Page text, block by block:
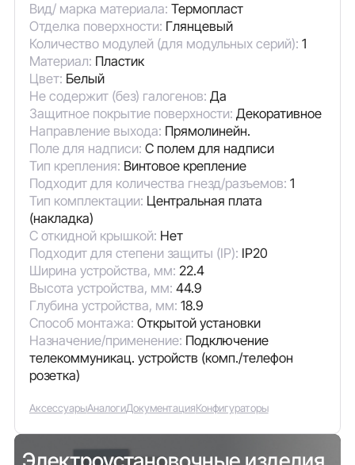
Вид/ марка материала: Термопласт
Отделка поверхности: Глянцевый
Количество модулей (для модульных серий): 1
Материал: Пластик
Цвет: Белый
Не содержит (без) галогенов: Да
Защитное покрытие поверхности: Декоративное
Направление выхода: Прямолинейн.
Поле для надписи: С полем для надписи
Тип крепления: Винтовое крепление
Подходит для количества гнезд/разъемов: 1
Тип комплектации: Центральная плата
(накладка)
С откидной крышкой: Нет
Подходит для степени защиты (IP): IP20
Ширина устройства, мм: 22.4
Высота устройства, мм: 44.9
Глубина устройства, мм: 18.9
Способ монтажа: Открытой установки
Назначение/применение: Подключение
телекоммуникац. устройств (комп./телефон
розетка)
АксессуарыАналогиДокументацияКонфигураторы